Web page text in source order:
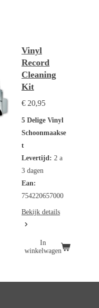
Vinyl
Record
Cleaning
Kit
€ 20,95
5 Delige Vinyl
Schoonmaakse
t
Levertijd: 2 a
3 dagen
Ean:
754220657000
Bekijk details
In
winkelwagen